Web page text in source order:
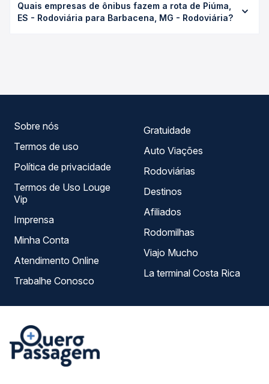
disponíveis e vê a duração exata de cada opção na data
desejada.
Rodoviária para Barbacena, MG - Rodoviária custa em
média R$ 236,11 e varia conforme a data da viagem, a
Quais empresas de ônibus fazem a rota de Piúma,
ES - Rodoviária para Barbacena, MG - Rodoviária?
Sobre nós
Termos de uso
Política de privacidade
Termos de Uso Louge
Vip
Imprensa
Minha Conta
Atendimento Online
Trabalhe Conosco
Gratuidade
Auto Viações
Rodoviárias
Destinos
Afiliados
Rodomilhas
Viajo Mucho
La terminal Costa Rica